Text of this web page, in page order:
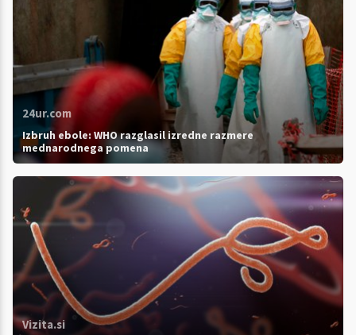
24ur.com
Izbruh ebole: WHO razglasil izredne razmere
mednarodnega pomena
Vizita.si